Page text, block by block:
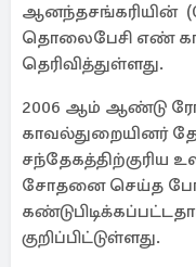
ஆனந்தசங்கரியின்
தொலைபேசி எண்
தெரிவித்துள்ளது.
2006 ஆம் ஆண்டு
காவல்துறையினர்
சோதனை செய்த
குறிப்பிட்டுள்ளது.